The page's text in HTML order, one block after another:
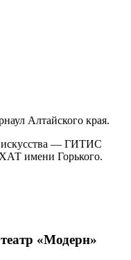
Алтайского края.
искусства — ГИТИС
имени Горького.
«Модерн»